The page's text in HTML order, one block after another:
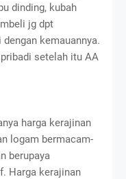
dinding, kubah
jg dpt
kemauannya.
setelah itu AA
harga kerajinan
logam bermacam-
berupaya
Harga kerajinan